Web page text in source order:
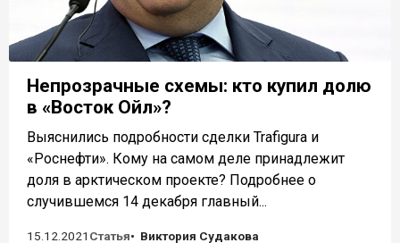
Непрозрачные схемы: кто купил долю
в «Восток Ойл»?
Выяснились подробности сделки Trafigura и
«Роснефти». Кому на самом деле принадлежит
доля в арктическом проекте? Подробнее о
случившемся 14 декабря главный...
15.12.2021 Статья
Виктория Судакова